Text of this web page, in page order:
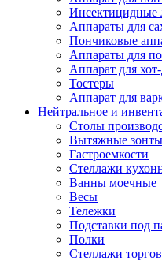
Инсектицидные
Аппараты для
Пончиковые
Аппараты для
Аппарат для
Тостеры
Аппарат для
Нейтральное и
Столы
Вытяжные зонты
Гастроемкости
Стеллажи
Ванны моечные
Весы
Тележки
Подставки под
Полки
Стеллажи